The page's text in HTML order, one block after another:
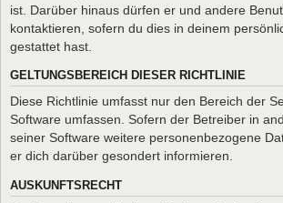
ist. Darüber hinaus dürfen er und andere
kontaktieren, sofern du dies in deinem
gestattet hast.
GELTUNGSBEREICH DIESER RICHTLINIE
Diese Richtlinie umfasst nur den Bereich der
Software umfassen. Sofern der Betreiber in
seiner Software weitere personenbezogene
er dich darüber gesondert informieren.
AUSKUNFTSRECHT